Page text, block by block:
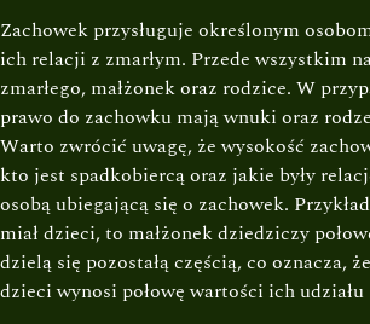
Zachowek przysługuje określonym
ich relacji z zmarłym. Przede wszystkim
zmarłego, małżonek oraz rodzice. W
prawo do zachowku mają wnuki oraz
Warto zwrócić uwagę, że wysokość
kto jest spadkobiercą oraz jakie były
osobą ubiegającą się o zachowek.
miał dzieci, to małżonek dziedziczy
dzielą się pozostałą częścią, co oznacza,
dzieci wynosi połowę wartości ich udziału